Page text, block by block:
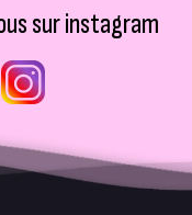
sur instagram